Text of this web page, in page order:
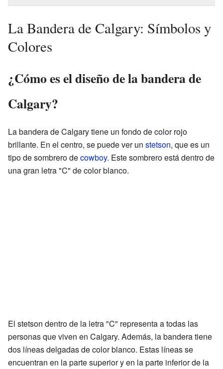
La Bandera de Calgary: Símbolos y
Colores
¿Cómo es el diseño de la bandera de
Calgary?
La bandera de Calgary tiene un fondo de color rojo
brillante. En el centro, se puede ver un stetson, que es un
tipo de sombrero decowboy. Este sombrero está dentro de
una gran letra "C" de color blanco.
El stetson dentro de la letra "C" representa a todas las
personas que viven en Calgary. Además, la bandera tiene
dos líneas delgadas de color blanco. Estas líneas se
encuentran en la parte superior y en la parte inferior de la